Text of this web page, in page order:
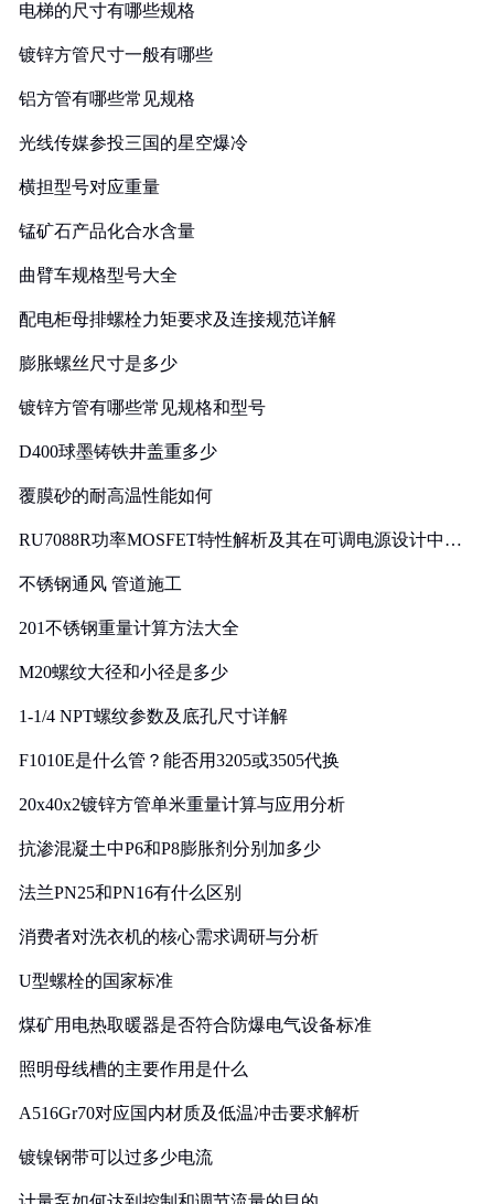
电梯的尺寸有哪些规格
镀锌方管尺寸一般有哪些
铝方管有哪些常见规格
光线传媒参投三国的星空爆冷
横担型号对应重量
锰矿石产品化合水含量
曲臂车规格型号大全
配电柜母排螺栓力矩要求及连接规范详解
膨胀螺丝尺寸是多少
镀锌方管有哪些常见规格和型号
D400球墨铸铁井盖重多少
覆膜砂的耐高温性能如何
RU7088R功率MOSFET特性解析及其在可调电源设计中的
不锈钢通风 管道施工
201不锈钢重量计算方法大全
M20螺纹大径和小径是多少
1-1/4 NPT螺纹参数及底孔尺寸详解
F1010E是什么管？能否用3205或3505代换
20x40x2镀锌方管单米重量计算与应用分析
抗渗混凝土中P6和P8膨胀剂分别加多少
法兰PN25和PN16有什么区别
消费者对洗衣机的核心需求调研与分析
U型螺栓的国家标准
煤矿用电热取暖器是否符合防爆电气设备标准
照明母线槽的主要作用是什么
A516Gr70对应国内材质及低温冲击要求解析
镀镍钢带可以过多少电流